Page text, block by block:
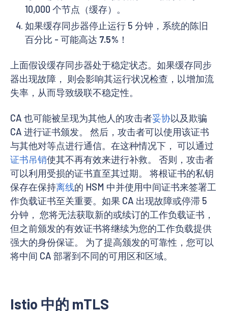
10,000 个节点（缓存）。
如果缓存同步器停止运行 5 分钟，系统的陈旧
百分比 - 可能高达 7.5% ！
上面假设缓存同步器处于稳定状态。如果缓存同步
器出现故障， 则会影响其运行状况检查，以增加流
失率，从而导致级联不稳定性。
CA 也可能被呈现为其他人的攻击者妥协以及欺骗
CA 进行证书颁发。 然后，攻击者可以使用该证书
与其他对等点进行通信。在这种情况下， 可以通过
证书吊销使其不再有效来进行补救。 否则，攻击者
可以利用受损的证书直至其过期。 将根证书的私钥
保存在保持离线的 HSM 中并使用中间证书来签署工
作负载证书至关重要。如果 CA 出现故障或停滞 5
分钟， 您将无法获取新的或续订的工作负载证书，
但之前颁发的有效证书将继续为您的工作负载提供
强大的身份保证。 为了提高颁发的可靠性，您可以
将中间 CA 部署到不同的可用区和区域。
Istio 中的 mTLS